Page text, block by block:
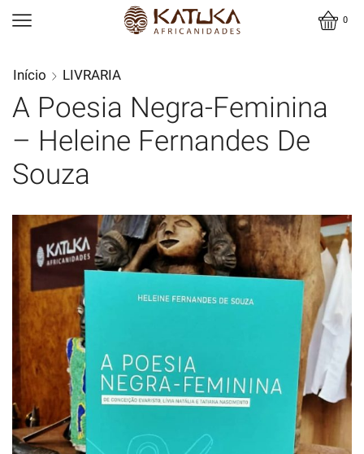
0
Início LIVRARIA
A Poesia Negra-Feminina
– Heleine Fernandes De
Souza